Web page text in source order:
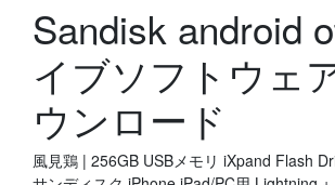
Sandisk android
イブソフトウェ
ウンロード
風見鶏 | 256GB USBメモリ iXpand Flash